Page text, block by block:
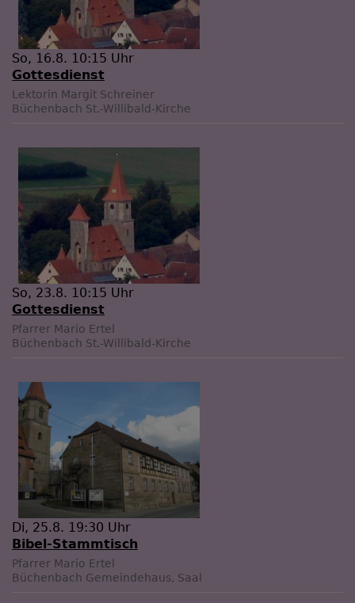
So, 16.8. 10:15 Uhr
Gottesdienst
Lektorin Margit Schreiner
Büchenbach St.-Willibald-Kirche
So, 23.8. 10:15 Uhr
Gottesdienst
Pfarrer Mario Ertel
Büchenbach St.-Willibald-Kirche
Di, 25.8. 19:30 Uhr
Bibel-Stammtisch
Pfarrer Mario Ertel
Büchenbach Gemeindehaus, Saal